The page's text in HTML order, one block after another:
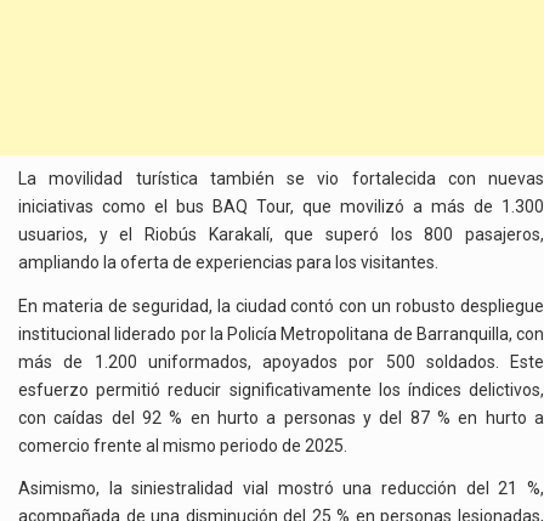
La movilidad turística también se vio fortalecida con nuevas
iniciativas como el bus BAQ Tour, que movilizó a más de 1.300
usuarios, y el Riobús Karakalí, que superó los 800 pasajeros,
ampliando la oferta de experiencias para los visitantes.
En materia de seguridad, la ciudad contó con un robusto despliegue
institucional liderado por la Policía Metropolitana de Barranquilla, con
más de 1.200 uniformados, apoyados por 500 soldados. Este
esfuerzo permitió reducir significativamente los índices delictivos,
con caídas del 92 % en hurto a personas y del 87 % en hurto a
comercio frente al mismo periodo de 2025.
Asimismo, la siniestralidad vial mostró una reducción del 21 %,
acompañada de una disminución del 25 % en personas lesionadas,